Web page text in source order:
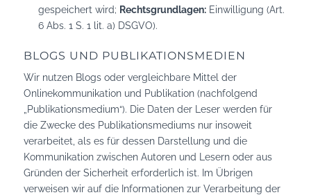
gespeichert wird; Rechtsgrundlagen:Einwilligung (Art.
6 Abs. 1 S. 1 lit. a) DSGVO).
BLOGS UND PUBLIKATIONSMEDIEN
Wir nutzen Blogs oder vergleichbare Mittel der
Onlinekommunikation und Publikation (nachfolgend
„Publikationsmedium“). Die Daten der Leser werden für
die Zwecke des Publikationsmediums nur insoweit
verarbeitet, als es für dessen Darstellung und die
Kommunikation zwischen Autoren und Lesern oder aus
Gründen der Sicherheit erforderlich ist. Im Übrigen
verweisen wir auf die Informationen zur Verarbeitung der